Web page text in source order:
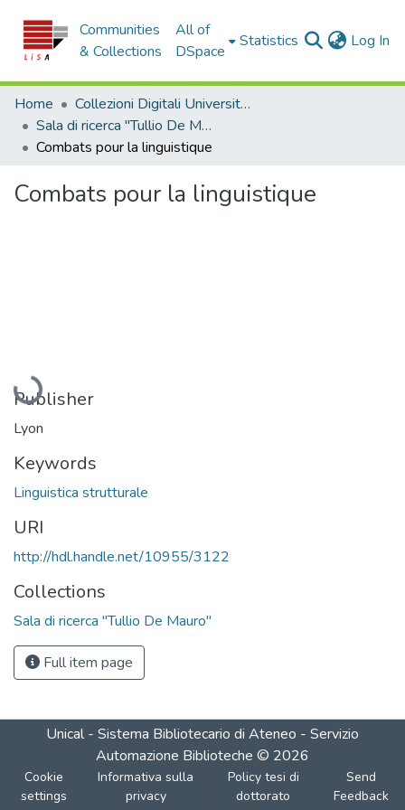
Communities
& Collections
All of
DSpace
Statistics Log In
Home
Collezioni Digitali Università della Calabria
Sala di ricerca "Tullio De Mauro"
Combats pour la linguistique
Combats pour la linguistique
Loading...
Publisher
Lyon
Keywords
Linguistica strutturale
URI
http://hdl.handle.net/10955/3122
Collections
Sala di ricerca "Tullio De Mauro"
Full item page
Unical - Sistema Bibliotecario di Ateneo - Servizio
Automazione Biblioteche © 2026
Cookie
settings
Informativa sulla
privacy
Policy tesi di
dottorato
Send
Feedback